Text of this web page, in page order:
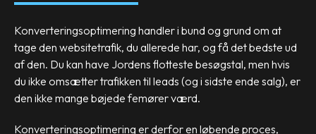
Konverteringsoptimering handler i bund og grund om at
tage den websitetrafik, du allerede har, og få det bedste ud
af den. Du kan have Jordens flotteste besøgstal, men hvis
du ikke omsætter trafikken til leads (og i sidste ende salg), er
den ikke mange bøjede femører værd.
Konverteringsoptimering er derfor en løbende proces,